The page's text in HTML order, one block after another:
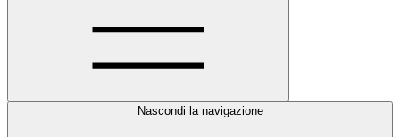
Nascondi la navigazione